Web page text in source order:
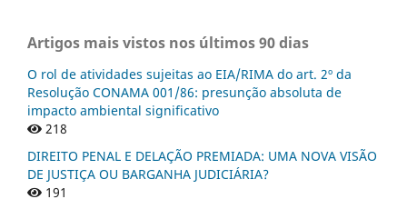
Artigos mais vistos nos últimos 90 dias
O rol de atividades sujeitas ao EIA/RIMA do art. 2º da
Resolução CONAMA 001/86: presunção absoluta de
impacto ambiental significativo
218
DIREITO PENAL E DELAÇÃO PREMIADA: UMA NOVA VISÃO
DE JUSTIÇA OU BARGANHA JUDICIÁRIA?
191